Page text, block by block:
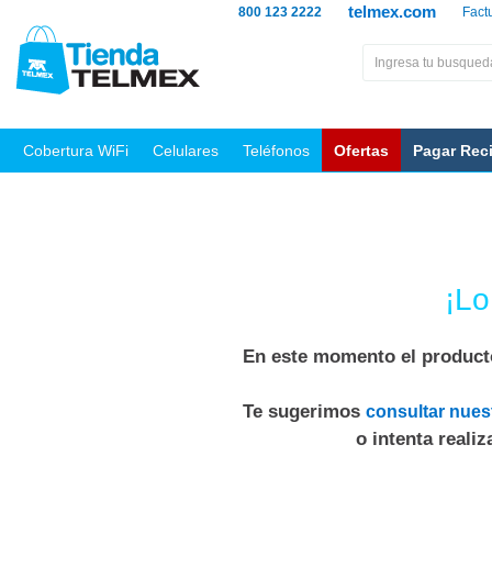
telmex.com
800 123 2222
Cobertura WiFi Celulares Teléfonos Ofertas Pagar
En este momento el
Te sugerimos consultar
o intenta